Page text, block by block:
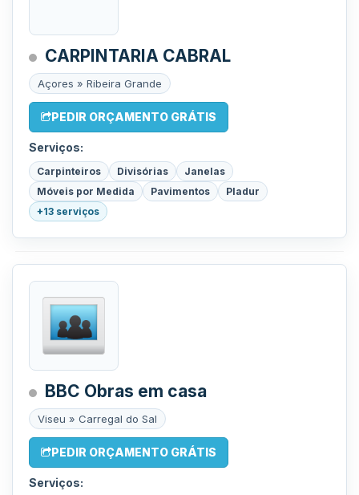
CARPINTARIA CABRAL
Açores » Ribeira Grande
PEDIR ORÇAMENTO GRÁTIS
Serviços:
Carpinteiros Divisórias
Janelas
Móveis por Medida
Pavimentos
Pladur
+13 serviços
BBC Obras em casa
Viseu » Carregal do Sal
PEDIR ORÇAMENTO GRÁTIS
Serviços: